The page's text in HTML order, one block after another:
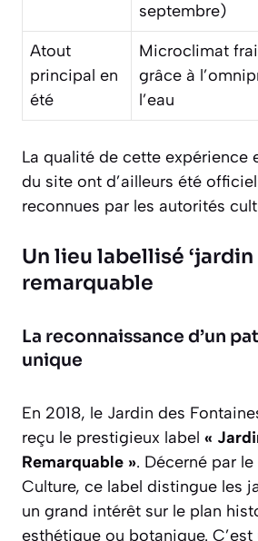
septembre)
Atout
principal en
été
Microclimat
grâce à
l’eau
La qualité de cette expérience
du site ont d’ailleurs été
reconnues par les autorités
Un lieu labellisé ‘jardin
remarquable
La reconnaissance d’un
unique
En 2018, le Jardin des
reçu le prestigieux label «
Remarquable ». Décerné par
Culture, ce label distingue les
un grand intérêt sur le plan
esthétique ou botanique. C’est